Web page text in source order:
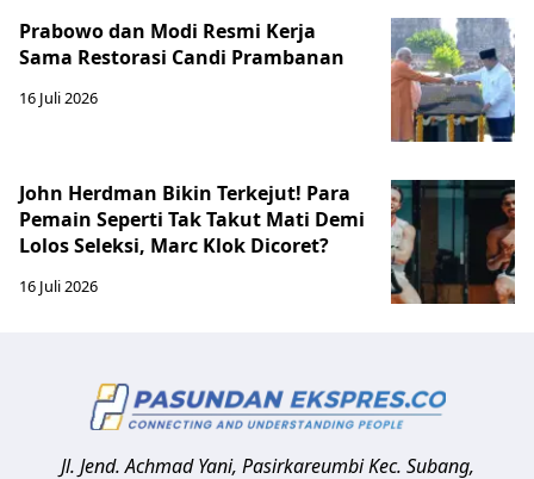
Prabowo dan Modi Resmi Kerja
Sama Restorasi Candi Prambanan
16 Juli 2026
John Herdman Bikin Terkejut! Para
Pemain Seperti Tak Takut Mati Demi
Lolos Seleksi, Marc Klok Dicoret?
16 Juli 2026
Jl. Jend. Achmad Yani, Pasirkareumbi Kec. Subang,